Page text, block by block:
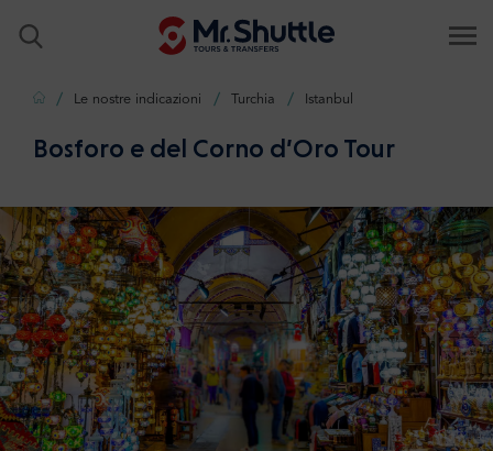
Casa Le nostre indicazioni Turchia Istanbul
Bosforo e del Corno d’Oro Tour